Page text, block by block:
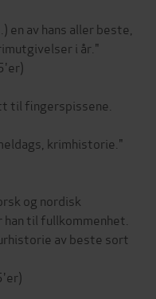
av hans aller beste,
i år."
til fingerspissene.
krimhistorie."
og nordisk
til fullkommenhet.
av beste sort